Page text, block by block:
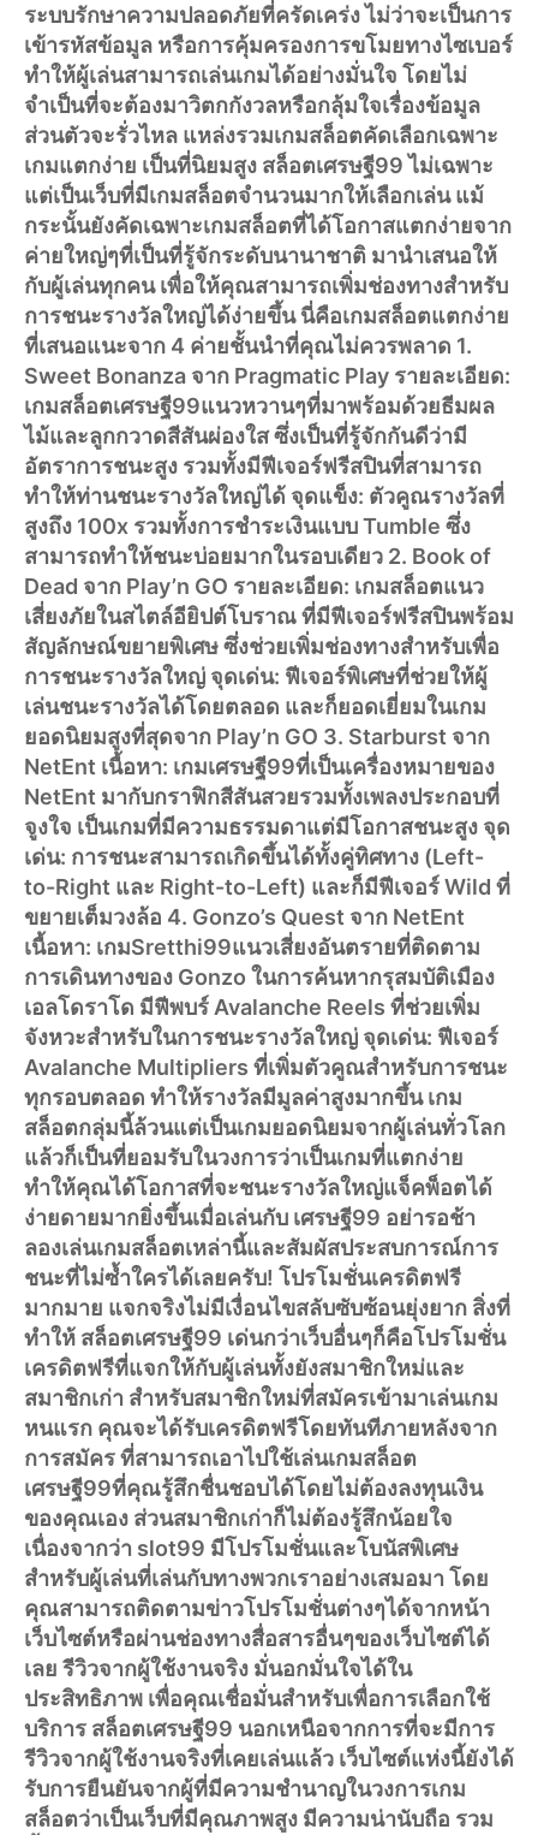
ระบบรักษาความปลอดภัยที่ครัดเคร่ง ไม่ว่าจะเป็นการ
เข้ารหัสข้อมูล หรือการคุ้มครองการขโมยทางไซเบอร์
ทำให้ผู้เล่นสามารถเล่นเกมได้อย่างมั่นใจ โดยไม่
จำเป็นที่จะต้องมาวิตกกังวลหรือกลุ้มใจเรื่องข้อมูล
ส่วนตัวจะรั่วไหล แหล่งรวมเกมสล็อตคัดเลือกเฉพาะ
เกมแตกง่าย เป็นที่นิยมสูง สล็อตเศรษฐี99 ไม่เฉพาะ
แต่เป็นเว็บที่มีเกมสล็อตจำนวนมากให้เลือกเล่น แม้
กระนั้นยังคัดเฉพาะเกมสล็อตที่ได้โอกาสแตกง่ายจาก
ค่ายใหญ่ๆที่เป็นที่รู้จักระดับนานาชาติ มานำเสนอให้
กับผู้เล่นทุกคน เพื่อให้คุณสามารถเพิ่มช่องทางสำหรับ
การชนะรางวัลใหญ่ได้ง่ายขึ้น นี่คือเกมสล็อตแตกง่าย
ที่เสนอแนะจาก 4 ค่ายชั้นนำที่คุณไม่ควรพลาด 1.
Sweet Bonanza จาก Pragmatic Play รายละเอียด:
เกมสล็อตเศรษฐี99แนวหวานๆที่มาพร้อมด้วยธีมผล
ไม้และลูกกวาดสีสันผ่องใส ซึ่งเป็นที่รู้จักกันดีว่ามี
อัตราการชนะสูง รวมทั้งมีฟีเจอร์ฟรีสปินที่สามารถ
ทำให้ท่านชนะรางวัลใหญ่ได้ จุดแข็ง: ตัวคูณรางวัลที่
สูงถึง 100x รวมทั้งการชำระเงินแบบ Tumble ซึ่ง
สามารถทำให้ชนะบ่อยมากในรอบเดียว 2. Book of
Dead จาก Play’n GO รายละเอียด: เกมสล็อตแนว
เสี่ยงภัยในสไตล์อียิปต์โบราณ ที่มีฟีเจอร์ฟรีสปินพร้อม
สัญลักษณ์ขยายพิเศษ ซึ่งช่วยเพิ่มช่องทางสำหรับเพื่อ
การชนะรางวัลใหญ่ จุดเด่น: ฟีเจอร์พิเศษที่ช่วยให้ผู้
เล่นชนะรางวัลได้โดยตลอด และก็ยอดเยี่ยมในเกม
ยอดนิยมสูงที่สุดจาก Play’n GO 3. Starburst จาก
NetEnt เนื้อหา: เกมเศรษฐี99ที่เป็นเครื่องหมายของ
NetEnt มากับกราฟิกสีสันสวยรวมทั้งเพลงประกอบที่
จูงใจ เป็นเกมที่มีความธรรมดาแต่มีโอกาสชนะสูง จุด
เด่น: การชนะสามารถเกิดขึ้นได้ทั้งคู่ทิศทาง (Left-
to-Right และ Right-to-Left) และก็มีฟีเจอร์ Wild ที่
ขยายเต็มวงล้อ 4. Gonzo’s Quest จาก NetEnt
เนื้อหา: เกมSretthi99แนวเสี่ยงอันตรายที่ติดตาม
การเดินทางของ Gonzo ในการค้นหากรุสมบัติเมือง
เอลโดราโด มีฟีพบร์ Avalanche Reels ที่ช่วยเพิ่ม
จังหวะสำหรับในการชนะรางวัลใหญ่ จุดเด่น: ฟีเจอร์
Avalanche Multipliers ที่เพิ่มตัวคูณสำหรับการชนะ
ทุกรอบตลอด ทำให้รางวัลมีมูลค่าสูงมากขึ้น เกม
สล็อตกลุ่มนี้ล้วนแต่เป็นเกมยอดนิยมจากผู้เล่นทั่วโลก
แล้วก็เป็นที่ยอมรับในวงการว่าเป็นเกมที่แตกง่าย
ทำให้คุณได้โอกาสที่จะชนะรางวัลใหญ่แจ็คพ็อตได้
ง่ายดายมากยิ่งขึ้นเมื่อเล่นกับ เศรษฐี99 อย่ารอช้า
ลองเล่นเกมสล็อตเหล่านี้และสัมผัสประสบการณ์การ
ชนะที่ไม่ซ้ำใครได้เลยครับ! โปรโมชั่นเครดิตฟรี
มากมาย แจกจริงไม่มีเงื่อนไขสลับซับซ้อนยุ่งยาก สิ่งที่
ทำให้ สล็อตเศรษฐี99 เด่นกว่าเว็บอื่นๆก็คือโปรโมชั่น
เครดิตฟรีที่แจกให้กับผู้เล่นทั้งยังสมาชิกใหม่และ
สมาชิกเก่า สำหรับสมาชิกใหม่ที่สมัครเข้ามาเล่นเกม
หนแรก คุณจะได้รับเครดิตฟรีโดยทันทีภายหลังจาก
การสมัคร ที่สามารถเอาไปใช้เล่นเกมสล็อต
เศรษฐี99ที่คุณรู้สึกชื่นชอบได้โดยไม่ต้องลงทุนเงิน
ของคุณเอง ส่วนสมาชิกเก่าก็ไม่ต้องรู้สึกน้อยใจ
เนื่องจากว่า slot99 มีโปรโมชั่นและโบนัสพิเศษ
สำหรับผู้เล่นที่เล่นกับทางพวกเราอย่างเสมอมา โดย
คุณสามารถติดตามข่าวโปรโมชั่นต่างๆได้จากหน้า
เว็บไซต์หรือผ่านช่องทางสื่อสารอื่นๆของเว็บไซต์ได้
เลย รีวิวจากผู้ใช้งานจริง มั่นอกมั่นใจได้ใน
ประสิทธิภาพ เพื่อคุณเชื่อมั่นสำหรับเพื่อการเลือกใช้
บริการ สล็อตเศรษฐี99 นอกเหนือจากการที่จะมีการ
รีวิวจากผู้ใช้งานจริงที่เคยเล่นแล้ว เว็บไซต์แห่งนี้ยังได้
รับการยืนยันจากผู้ที่มีความชำนาญในวงการเกม
สล็อตว่าเป็นเว็บที่มีคุณภาพสูง มีความน่านับถือ รวม